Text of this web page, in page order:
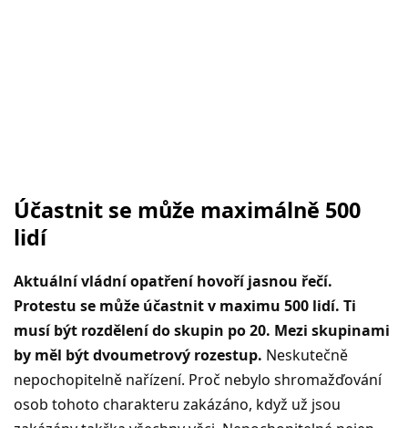
Účastnit se může maximálně 500
lidí
Aktuální vládní opatření hovoří jasnou řečí.
Protestu se může účastnit v maximu 500 lidí. Ti
musí být rozdělení do skupin po 20. Mezi skupinami
by měl být dvoumetrový rozestup. Neskutečně
nepochopitelně nařízení. Proč nebylo shromažďování
osob tohoto charakteru zakázáno, když už jsou